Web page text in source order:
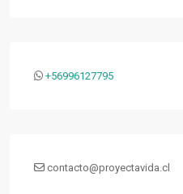
+56996127795
contacto@proyectavida.cl